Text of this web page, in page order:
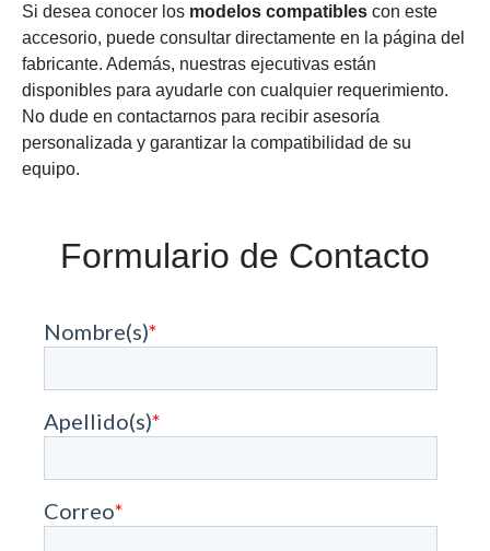
Si desea conocer los modelos compatibles con este
accesorio, puede consultar directamente en la página del
fabricante. Además, nuestras ejecutivas están
disponibles para ayudarle con cualquier requerimiento.
No dude en contactarnos para recibir asesoría
personalizada y garantizar la compatibilidad de su
equipo.
Formulario de Contacto